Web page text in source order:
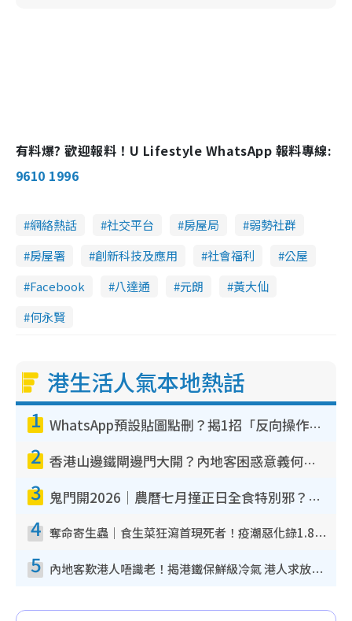
有料爆? 歡迎報料！U Lifestyle WhatsApp 報料專線:
9610 1996
網絡熱話 社交平台 房屋局
弱勢社群
房屋署
創新科技及應用 社會福利
公屋
Facebook
八達通 元朗
黃大仙
何永賢
港生活人氣本地熱話
1 WhatsApp預設貼圖點刪？揭1招「反向操作」還原簡潔介面 附3步實測教學
2 香港山邊鐵閘邊門大開？內地客困惑意義何在！網民神回覆：呢種叫法理性防禦
3 鬼門開2026｜農曆七月撞正日全食特別邪？專家警告切忌做一事！揭4大禁忌+2招保平安
4 奪命寄生蟲｜食生菜狂瀉首現死者！疫潮惡化錄1.8萬宗病例 揭洗菜3大謬誤
5 內地客歎港人唔識老！揭港鐵保鮮級冷氣 港人求放過：咪投訴